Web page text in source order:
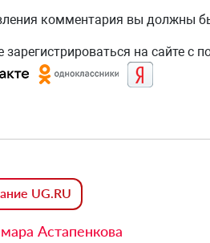
комментария вы должны
зарегистрироваться на сайте с
UG.RU
Астапенкова